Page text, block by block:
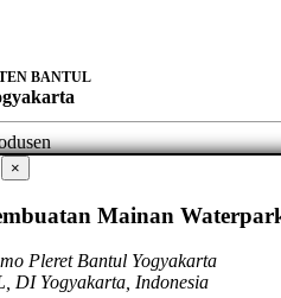
BANTUL
×
Mainan
Pleret Bantul Yogyakarta
DI Yogyakarta, Indonesia